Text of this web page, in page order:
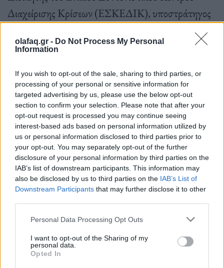
olafaq.gr - Do Not Process My Personal
Information
If you wish to opt-out of the sale, sharing to third parties, or
processing of your personal or sensitive information for
targeted advertising by us, please use the below opt-out
section to confirm your selection. Please note that after your
opt-out request is processed you may continue seeing
interest-based ads based on personal information utilized by
us or personal information disclosed to third parties prior to
your opt-out. You may separately opt-out of the further
disclosure of your personal information by third parties on the
IAB’s list of downstream participants. This information may
also be disclosed by us to third parties on the IAB’s List of
Downstream Participants that may further disclose it to other
Personal Data Processing Opt Outs
I want to opt-out of the Sharing of my
personal data.
Opted In
Διαχείρισης Κρίσεων (ΕΣΚΕΔΙΚ), υποστράτηγος
Δημήτριος Μπριόλας, και τα μέλη της Επιτροπής
Εκτίμησης Κινδύνου, Ευθύμιος Λέκκας (πρόεδρος
ΕΜΥ), Δημήτριος Ζιακόπουλος (μετεωρολόγος)
και Χριστίνα Σούζη (μετεωρολόγος).
Στην ευρεία διυπουργική επιτροπή που
πραγματοποιήθηκε έλαβαν μέρος ο υπουργός
Κλιματικής Κρίσης και Πολιτικής Προστασίας,
Βασίλης Κικίλιας, ο υπουργός Επικρατείας, ‘Ακης
Θανάσης Κοντογεώργης, ο υπουργός Υγείας,